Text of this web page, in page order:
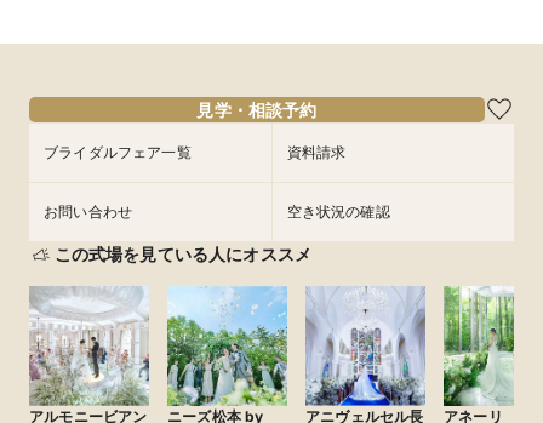
8/26 10:00〜
フェアを予約
8/26
8/26 11:00〜
12:00〜
フェアを予約
8/26
フェアを予約
8/26
所要時間：2時間程度
13:00〜
14:00〜
8/26
フェアを予約
見学・相談予約
ブライダルフェア一覧 資料請求
お問い合わせ 空き状況の確認
この式場を見ている人にオススメ
アルモニービアン
ニーズ松本 by
アニヴェルセル長
アネーリ 軽